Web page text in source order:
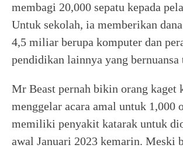
membagi 20,000 sepatu kepada
Untuk sekolah, ia memberikan
4,5 miliar berupa komputer dan
pendidikan lainnya yang
Mr Beast pernah bikin orang kaget
menggelar acara amal untuk 1,000
memiliki penyakit katarak untuk
awal Januari 2023 kemarin. Meski